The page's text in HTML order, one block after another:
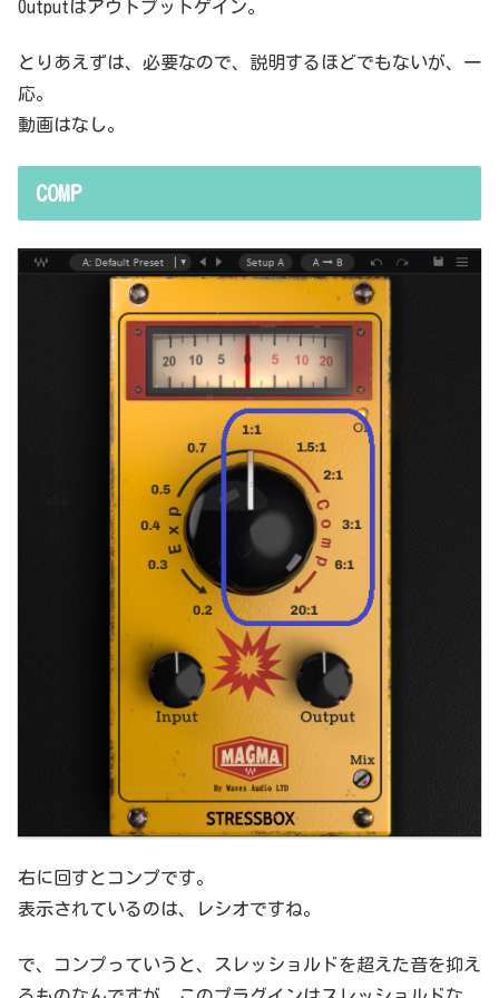
Outputはアウトプットゲイン。
とりあえずは、必要なので、説明するほどでもないが、一
応。
動画はなし。
COMP
右に回すとコンプです。
表示されているのは、レシオですね。
で、コンプっていうと、スレッショルドを超えた音を抑え